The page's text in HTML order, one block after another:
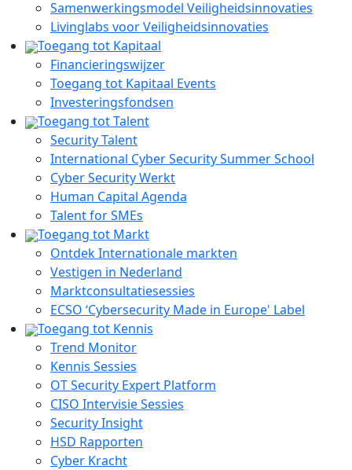
Samenwerkingsmodel Veiligheidsinnovaties
Livinglabs voor Veiligheidsinnovaties
Toegang tot Kapitaal
Financieringswijzer
Toegang tot Kapitaal Events
Investeringsfondsen
Toegang tot Talent
Security Talent
International Cyber Security Summer School
Cyber Security Werkt
Human Capital Agenda
Talent for SMEs
Toegang tot Markt
Ontdek Internationale markten
Vestigen in Nederland
Marktconsultatiesessies
ECSO ‘Cybersecurity Made in Europe' Label
Toegang tot Kennis
Trend Monitor
Kennis Sessies
OT Security Expert Platform
CISO Intervisie Sessies
Security Insight
HSD Rapporten
Cyber Kracht